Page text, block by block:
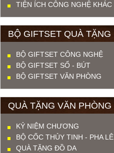
TIỆN ÍCH CÔNG NGHỆ KHÁC
BỘ GIFTSET QUÀ TẶNG
BỘ GIFTSET CÔNG NGHỆ
BỘ GIFTSET SỔ - BÚT
BỘ GIFTSET VĂN PHÒNG
QUÀ TẶNG VĂN PHÒNG
KỶ NIỆM CHƯƠNG
BỘ CỐC THỦY TINH - PHA LÊ
QUÀ TẶNG ĐỒ DA